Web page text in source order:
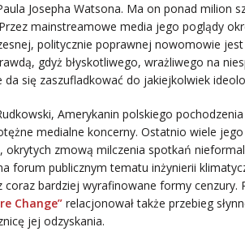
Josepha Watsona. Ma on ponad milion
mainstreamowe media jego poglądy
politycznie poprawnej nowomowie
gdyż błyskotliwego, wrażliwego na
się zaszufladkować do jakiejkolwiek
Amerykanin polskiego
medialne koncerny. Ostatnio wiele
okrytych zmową milczenia spotkań
forum publicznym tematu inżynierii
coraz bardziej wyrafinowane formy cenzury.
Change” relacjonował także przebieg
jej odzyskania.